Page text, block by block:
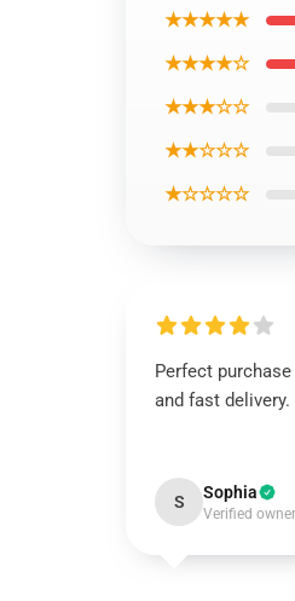
★★★★★
★★★★☆
★★★☆☆
★★☆☆☆
★☆☆☆☆
Perfect
and fast delivery.
S Sophia
Verified owner